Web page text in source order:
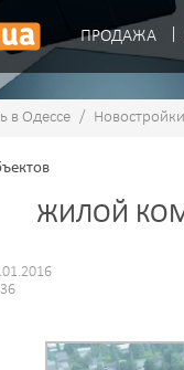
ПРОДАЖА
в Одессе /
ЖИЛОЙ